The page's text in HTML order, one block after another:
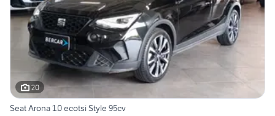
20
Seat Arona 1.0 ecotsi Style 95cv